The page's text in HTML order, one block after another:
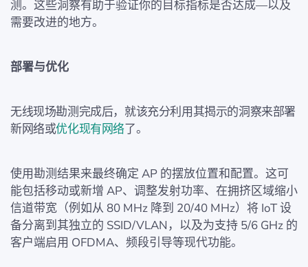
测。这些洞察有助于验证你的目标指标是否达成—以及
需要改进的地方。
部署与优化
无线现场勘测完成后，就该充分利用其揭示的洞察来部署
新网络或优化现有网络了。
使用勘测结果来最终确定 AP 的摆放位置和配置。这可
能包括移动或新增 AP、调整发射功率、在拥挤区域缩小
信道带宽（例如从 80 MHz 降到 20/40 MHz）将 IoT 设
备分离到其独立的 SSID/VLAN，以及为支持 5/6 GHz 的
客户端启用 OFDMA、频段引导等现代功能。